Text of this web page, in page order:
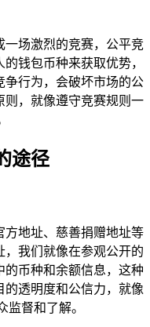
一场激烈的竞赛，公平竞
钱包币种来获取优势，
争行为，会破坏市场的公
则，就像遵守竞赛规则一
途径
方地址、慈善捐赠地址等
我们就像在参观公开的
的币种和余额信息，这种
的透明度和公信力，就像
监督和了解。